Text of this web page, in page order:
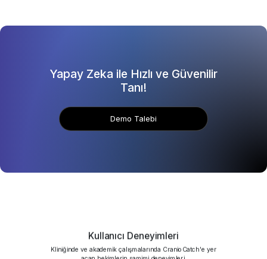
Yapay Zeka ile Hızlı ve Güvenilir
Tanı!
Demo Talebi
Kullanıcı Deneyimleri
Kliniğinde ve akademik çalışmalarında CranioCatch'e yer